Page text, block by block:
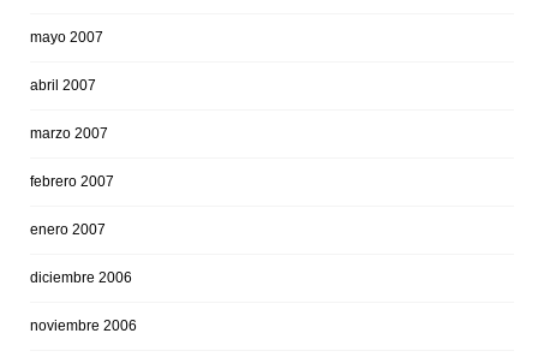
mayo 2007
abril 2007
marzo 2007
febrero 2007
enero 2007
diciembre 2006
noviembre 2006